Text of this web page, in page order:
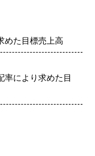
めた目標売上高
率により求めた目